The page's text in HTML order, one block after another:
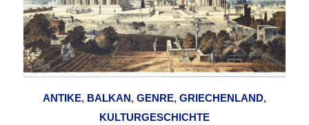
ANTIKE, BALKAN, GENRE, GRIECHENLAND,
KULTURGESCHICHTE